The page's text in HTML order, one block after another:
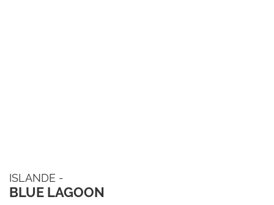
ISLANDE -
BLUE LAGOON